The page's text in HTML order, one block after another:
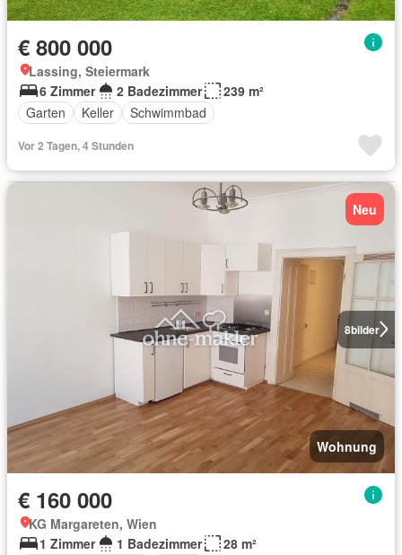
€ 800 000
Lassing, Steiermark
6 Zimmer
2 Badezimmer
239 m²
Garten
Keller Schwimmbad
Vor 2 Tagen, 4 Stunden
8bilder
Neu
Wohnung
€ 160 000
KG Margareten, Wien
1 Zimmer
1 Badezimmer
28 m²